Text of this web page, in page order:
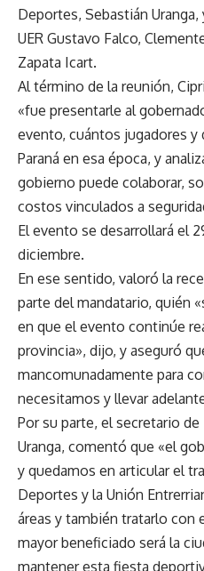
Deportes, Sebastián
UER Gustavo Falco,
Zapata Icart.
Al término de la reunión,
«fue presentarle al
evento, cuántos jugadores y
Paraná en esa época, y
gobierno puede colaborar,
costos vinculados a
El evento se desarrollará el
diciembre.
En ese sentido, valoró la
parte del mandatario, quién
en que el evento continúe
provincia», dijo, y aseguró
mancomunadamente para
necesitamos y llevar
Por su parte, el secretario
Uranga, comentó que «el
y quedamos en articular el
Deportes y la Unión
áreas y también tratarlo con
mayor beneficiado será la
mantener esta fiesta